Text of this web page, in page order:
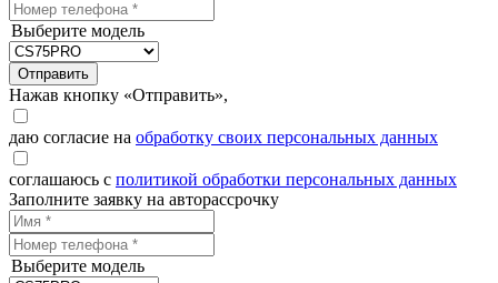
Выберите модель
Отправить
Нажав кнопку «Отправить»,
даю согласие на обработку своих персональных данных
соглашаюсь с политикой обработки персональных данных
Заполните заявку на авторассрочку
Выберите модель